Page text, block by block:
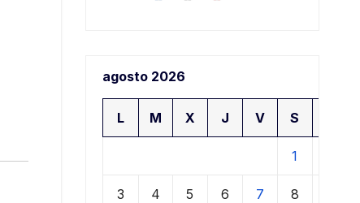
agosto 2026
L M X J V S
1
3 4 5 6 7 8